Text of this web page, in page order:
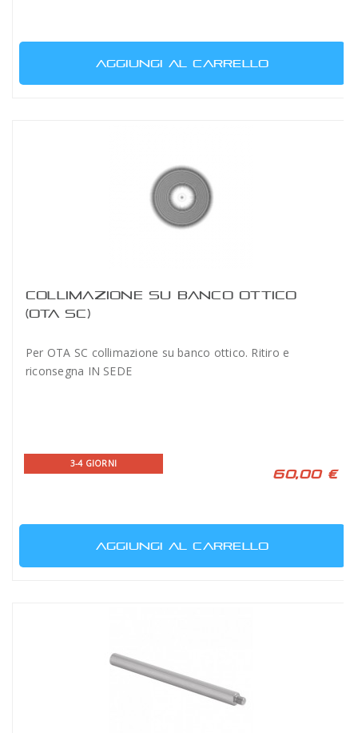
AGGIUNGI AL CARRELLO
COLLIMAZIONE SU BANCO OTTICO
(OTA SC)
Per OTA SC collimazione su banco ottico. Ritiro e
riconsegna IN SEDE
3-4 GIORNI
60,00 €
AGGIUNGI AL CARRELLO